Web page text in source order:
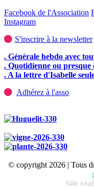
Facebook de l'Association
Instagram
S'inscrire à la newsletter
. Générale hebdo avec
. Quotidienne ou presque
. A la lettre d'Isabelle
Adhérez à l'asso
© copyright 2026 | Tous
Site